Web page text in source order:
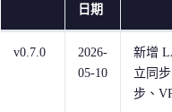
日期
v0.7.0
2026-
05-10
新增
立同
步、